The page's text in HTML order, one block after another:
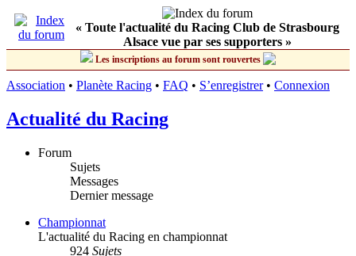
« Toute l'actualité du Racing Club de Strasbourg
Alsace vue par ses supporters »
Les inscriptions au forum sont rouvertes
Association • Planète Racing • FAQ • S’enregistrer• Connexion
Actualité du Racing
Forum
Sujets
Messages
Dernier message
Championnat
L'actualité du Racing en championnat
924 Sujets